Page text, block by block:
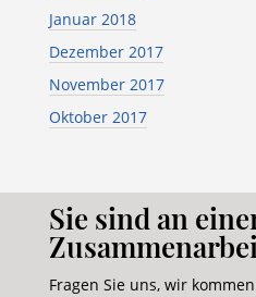
Januar 2018
Dezember 2017
November 2017
Oktober 2017
Sie sind an
Fragen Sie uns, wir